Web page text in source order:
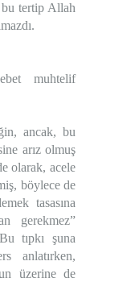
bu tertip Allah
muhtelif
ancak, bu
arız olmuş
olarak, acele
böylece de
tasasına
gerekmez”
tıpkı şuna
anlatırken,
üzerine de